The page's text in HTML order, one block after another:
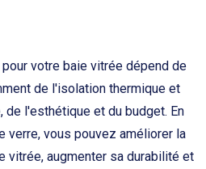
votre baie vitrée dépend de
de l'isolation thermique et
de l'esthétique et du budget. En
verre, vous pouvez améliorer la
vitrée, augmenter sa durabilité et